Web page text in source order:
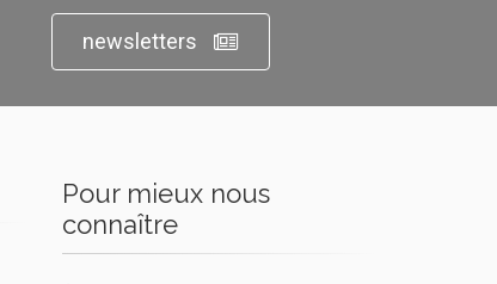
newsletters
Pour mieux nous
connaître